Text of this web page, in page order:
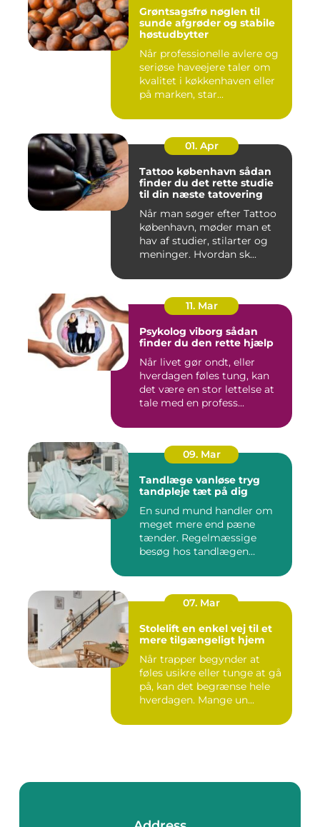
Grøntsagsfrø nøglen til
sunde afgrøder og stabile
høstudbytter
Når professionelle avlere og
seriøse haveejere taler om
kvalitet i køkkenhaven eller
på marken, star...
01. Apr
Tattoo københavn sådan
finder du det rette studie
til din næste tatovering
Når man søger efter Tattoo
københavn, møder man et
hav af studier, stilarter og
meninger. Hvordan sk...
11. Mar
Psykolog viborg sådan
finder du den rette hjælp
Når livet gør ondt, eller
hverdagen føles tung, kan
det være en stor lettelse at
tale med en profess...
09. Mar
Tandlæge vanløse tryg
tandpleje tæt på dig
En sund mund handler om
meget mere end pæne
tænder. Regelmæssige
besøg hos tandlægen
07. Mar
Stolelift en enkel vej til et
mere tilgængeligt hjem
Når trapper begynder at
føles usikre eller tunge at gå
på, kan det begrænse hele
hverdagen. Mange un...